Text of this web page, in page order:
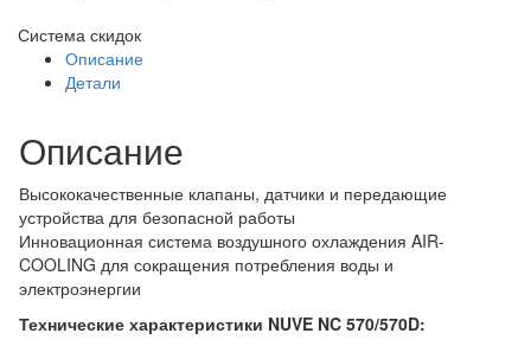
Система скидок
Описание
Детали
Описание
Высококачественные клапаны, датчики и передающие
устройства для безопасной работы
Инновационная система воздушного охлаждения AIR-
COOLING для сокращения потребления воды и
электроэнергии
Технические характеристики NUVE NC 570/570D: